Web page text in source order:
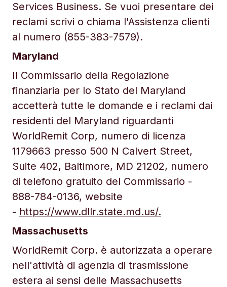
Services Business. Se vuoi presentare dei
reclami scrivi o chiama l'Assistenza clienti
al numero (855-383-7579).
Maryland
Il Commissario della Regolazione
finanziaria per lo Stato del Maryland
accetterà tutte le domande e i reclami dai
residenti del Maryland riguardanti
WorldRemit Corp, numero di licenza
1179663 presso 500 N Calvert Street,
Suite 402, Baltimore, MD 21202, numero
di telefono gratuito del Commissario -
888-784-0136, website
- https://www.dllr.state.md.us/.
Massachusetts
WorldRemit Corp. è autorizzata a operare
nell'attività di agenzia di trasmissione
estera ai sensi delle Massachusetts